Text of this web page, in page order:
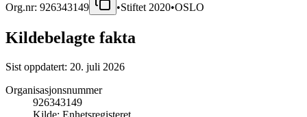
Org.nr: 926343149 •Stiftet 2020•OSLO
Kildebelagte fakta
Sist oppdatert: 20. juli 2026
Organisasjonsnummer
926343149
Kilde: Enhetsregisteret